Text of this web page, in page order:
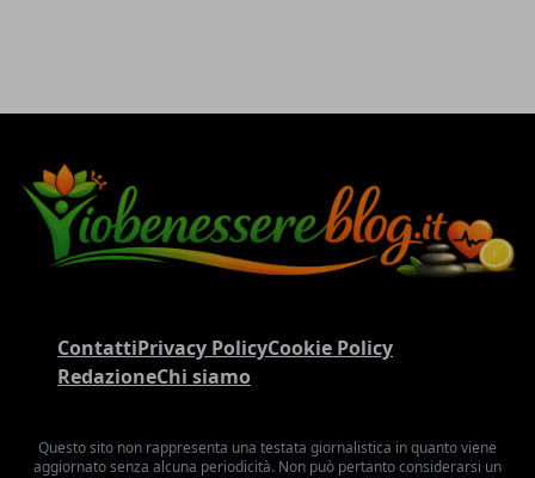
ContattiPrivacy PolicyCookie Policy
RedazioneChi siamo
Questo sito non rappresenta una testata giornalistica in quanto viene
aggiornato senza alcuna periodicità. Non può pertanto considerarsi un